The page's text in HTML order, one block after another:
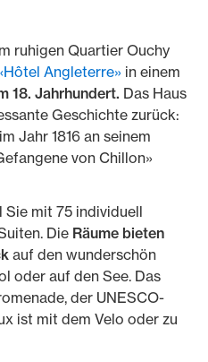
ruhigen Quartier Ouchy
Angleterre» in einem
18. Jahrhundert. Das Haus
Geschichte zurück:
Jahr 1816 an seinem
von Chillon»
mit 75 individuell
Die Räume bieten
auf den wunderschön
oder auf den See. Das
der UNESCO-
ist mit dem Velo oder zu